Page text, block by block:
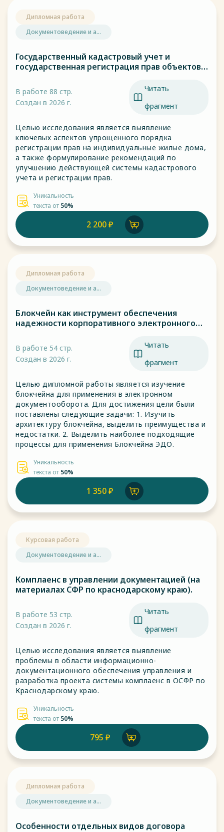
Дипломная работа
Документоведение и а...
Государственный кадастровый учет и
государственная регистрация прав объектов
в упрощенном порядке.
В работе 88 стр.
Создан в 2026 г.
Читать
фрагмент
Целью исследования является выявление
ключевых аспектов упрощенного порядка
регистрации прав на индивидуальные жилые дома,
а также формулирование рекомендаций по
улучшению действующей системы кадастрового
учета и регистрации прав.
Уникальность
текста от 50%
2 200 ₽
Дипломная работа
Документоведение и а...
Блокчейн как инструмент обеспечения
надежности корпоративного электронного
В работе 54 стр.
Создан в 2026 г.
Читать
фрагмент
Целью дипломной работы является изучение
блокчейна для применения в электронном
документооборота. Для достижения цели были
поставлены следующие задачи: 1. Изучить
архитектуру блокчейна, выделить преимущества и
недостатки. 2. Выделить наиболее подходящие
процессы для применения Блокчейна ЭДО.
Уникальность
текста от 50%
1 350 ₽
Курсовая работа
Документоведение и а...
Комплаенс в управлении документацией (на
материалах СФР по краснодарскому краю).
В работе 53 стр.
Создан в 2026 г.
Читать
фрагмент
Целью исследования является выявление
проблемы в области информационно-
документационного обеспечения управления и
разработка проекта системы комплаенс в ОСФР по
Краснодарскому краю.
Уникальность
текста от 50%
795 ₽
Дипломная работа
Документоведение и а...
Особенности отдельных видов договора